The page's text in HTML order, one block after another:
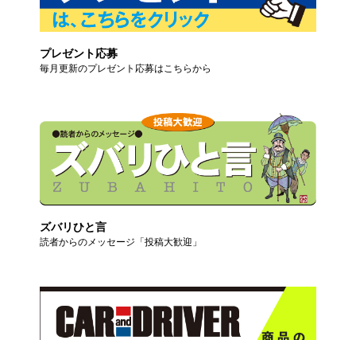
プレゼント応募
毎月更新のプレゼント応募はこちらから
ズバリひと言
読者からのメッセージ「投稿大歓迎」